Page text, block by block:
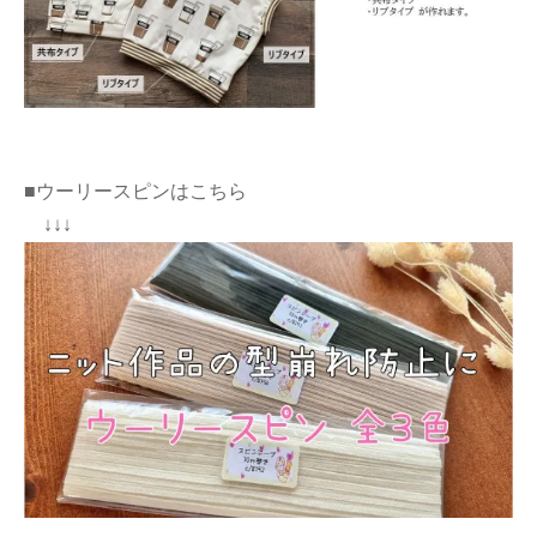
■ウーリースピンはこちら
↓↓↓